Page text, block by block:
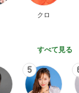
すべて見る
5